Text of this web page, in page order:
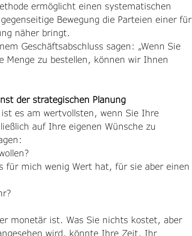
ermöglicht einen systematischen
Bewegung die Parteien einer für
näher bringt.
Geschäftsabschluss sagen: „Wenn Sie
Menge zu bestellen, können wir Ihnen
der strategischen Planung
es am wertvollsten, wenn Sie Ihre
auf Ihre eigenen Wünsche zu
für mich wenig Wert hat, für sie aber einen
monetär ist. Was Sie nichts kostet, aber
wird, könnte Ihre Zeit, Ihr